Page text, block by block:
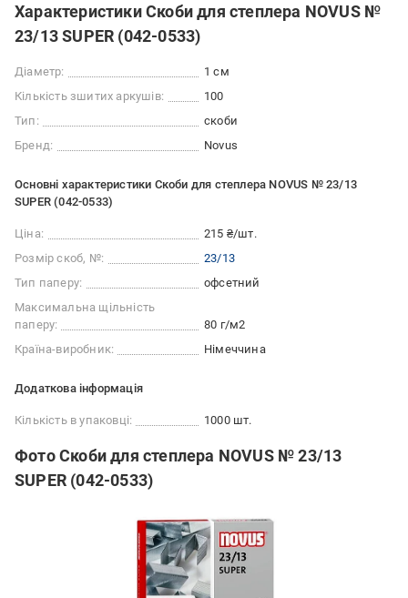
Характеристики Скоби для степлера NOVUS №
23/13 SUPER (042-0533)
Діаметр:
1 см
Кількість зшитих аркушів:
100
Тип:
скоби
Бренд:
Novus
Основні характеристики Скоби для степлера NOVUS № 23/13
SUPER (042-0533)
Ціна:
215 ₴/шт.
Розмір скоб, №:
23/13
Тип паперу:
офсетний
Максимальна щільність
паперу:
80 г/м2
Країна-виробник:
Німеччина
Додаткова інформація
Кількість в упаковці: 1000 шт.
Фото Скоби для степлера NOVUS № 23/13
SUPER (042-0533)